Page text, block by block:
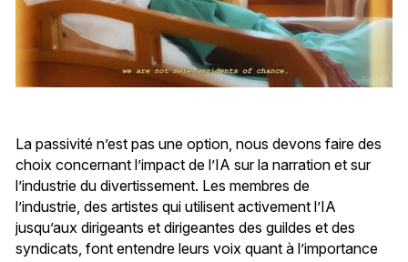
La passivité n’est pas une option, nous devons faire des
choix concernant l’impact de l’IA sur la narration et sur
l’industrie du divertissement. Les membres de
l’industrie, des artistes qui utilisent activement l’IA
jusqu’aux dirigeants et dirigeantes des guildes et des
syndicats, font entendre leurs voix quant à l’importance